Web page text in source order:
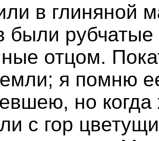
в глиняной
были
отцом.
я помню
но
с гор